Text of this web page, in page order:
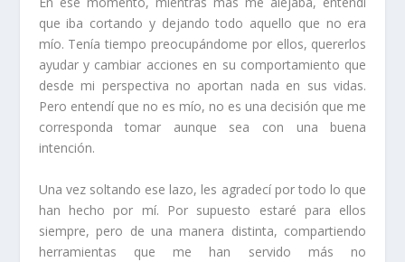
que iba cortando y dejando todo aquello que no era
mío. Tenía tiempo preocupándome por ellos, quererlos
ayudar y cambiar acciones en su comportamiento que
desde mi perspectiva no aportan nada en sus vidas.
Pero entendí que no es mío, no es una decisión que me
corresponda tomar aunque sea con una buena
intención.
Una vez soltando ese lazo, les agradecí por todo lo que
han hecho por mí. Por supuesto estaré para ellos
siempre, pero de una manera distinta, compartiendo
herramientas que me han servido más no